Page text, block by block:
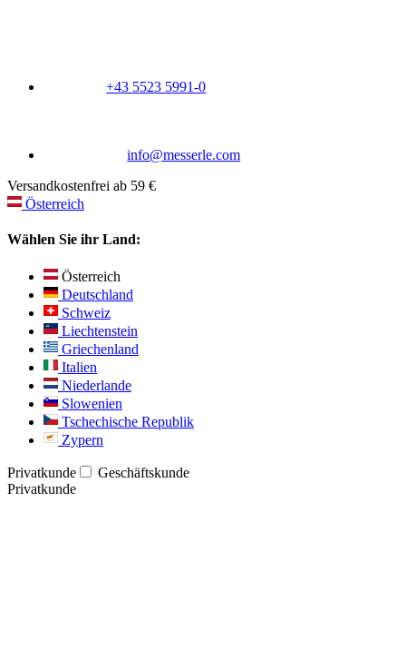
+43 5523 5991-0
info@messerle.com
Versandkostenfrei ab 59 €
Österreich
Wählen Sie ihr Land:
Österreich
Deutschland
Schweiz
Liechtenstein
Griechenland
Italien
Niederlande
Slowenien
Tschechische Republik
Zypern
Privatkunde
Geschäftskunde
Privatkunde